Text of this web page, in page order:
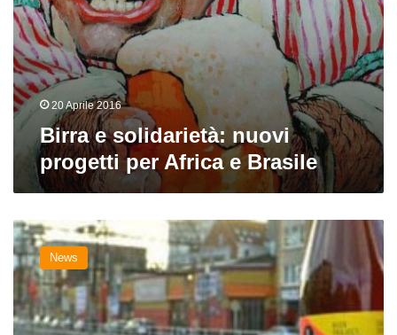
20 Aprile 2016
Birra e solidarietà: nuovi
progetti per Africa e Brasile
Babylone,
la
birra
anti-
spreco
fatta
News